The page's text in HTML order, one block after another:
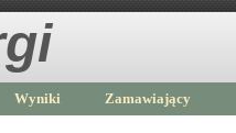
Wyniki Zamawiający